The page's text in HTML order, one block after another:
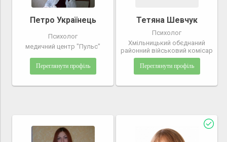
Петро Українець
Психолог
медичний центр "Пульс"
Переглянути профіль
Тетяна Шевчук
Психолог
Хмільницький обєднаний
районний військовий комісар
Переглянути профіль